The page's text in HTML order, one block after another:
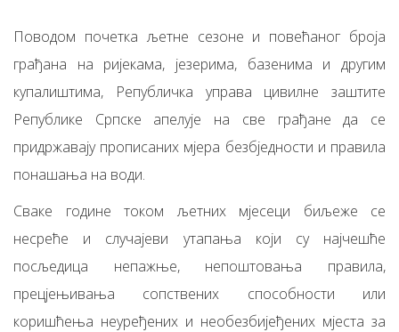
Поводом почетка љетне сезоне и повећаног броја
грађана на ријекама, језерима, базенима и другим
купалиштима, Републичка управа цивилне заштите
Републике Српске апелује на све грађане да се
придржавају прописаних мјера безбједности и правила
понашања на води.
Сваке године током љетних мјесеци биљеже се
несреће и случајеви утапања који су најчешће
посљедица непажње, непоштовања правила,
прецјењивања сопствених способности или
коришћења неуређених и необезбијеђених мјеста за